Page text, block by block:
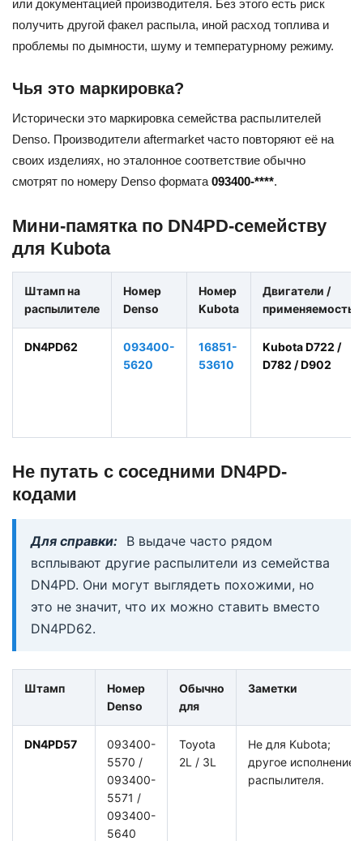
или документацией производителя. Без этого есть риск
получить другой факел распыла, иной расход топлива и
проблемы по дымности, шуму и температурному режиму.
Чья это маркировка?
Исторически это маркировка семейства распылителей
Denso. Производители aftermarket часто повторяют её на
своих изделиях, но эталонное соответствие обычно
смотрят по номеру Denso формата 093400-****.
Мини-памятка по DN4PD-семейству
для Kubota
Штамп на
распылителе
Номер
Denso
Номер
Kubota
Двигатели /
применяемость
DN4PD62
093400-
5620
16851-
53610
Kubota D722 /
D782 / D902
Не путать с соседними DN4PD-
кодами
Для справки: В выдаче часто рядом
всплывают другие распылители из семейства
DN4PD. Они могут выглядеть похожими, но
это не значит, что их можно ставить вместо
DN4PD62.
Штамп
Номер
Denso
Обычно
для
Заметки
DN4PD57
093400-
5570 /
093400-
5571 /
093400-
5640
Toyota
2L / 3L
Не для Kubota;
другое исполнение
распылителя.